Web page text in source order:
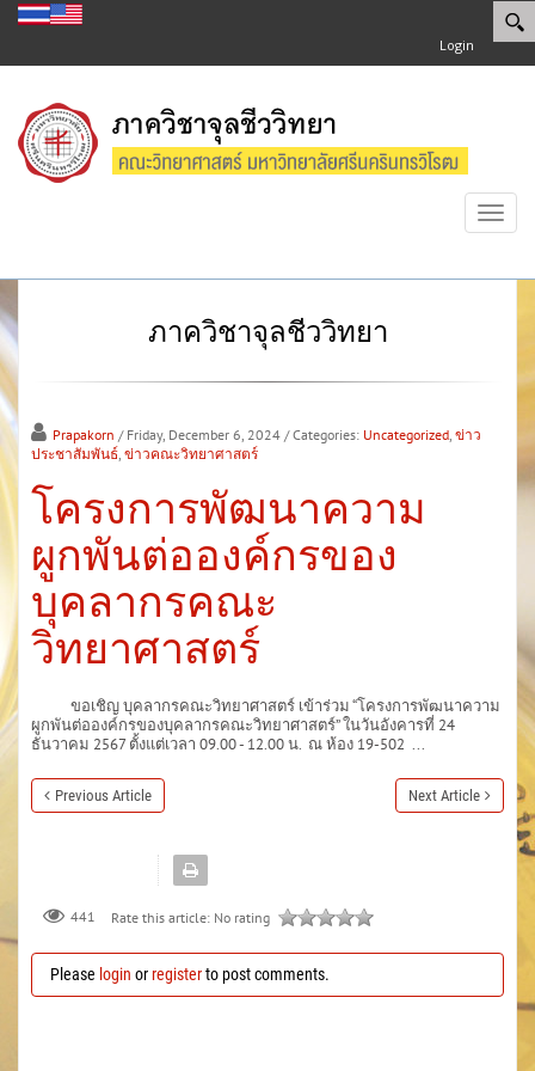
Login
ภาควิชาจุลชีววิทยา
Prapakorn / Friday, December 6, 2024 / Categories: Uncategorized ข่าว
ประชาสัมพันธ์ ข่าวคณะวิทยาศาสตร์
โครงการพัฒนาความ
ผูกพันต่อองค์กรของ
บุคลากรคณะ
วิทยาศาสตร์
ขอเชิญ บุคลากรคณะวิทยาศาสตร์ เข้าร่วม “โครงการพัฒนาความ
ผูกพันต่อองค์กรของบุคลากรคณะวิทยาศาสตร์” ในวันอังคารที่ 24
ธันวาคม 2567 ตั้งแต่เวลา 09.00 - 12.00 น. ณ ห้อง 19-502 ...
Previous Article Next Article
441 Rate this article: No rating
Please login orregisterto post comments.